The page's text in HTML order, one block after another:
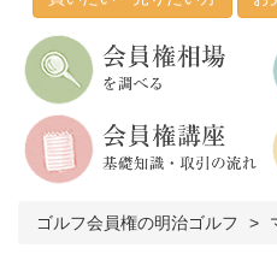
ゴルフ会員権の明治ゴルフ